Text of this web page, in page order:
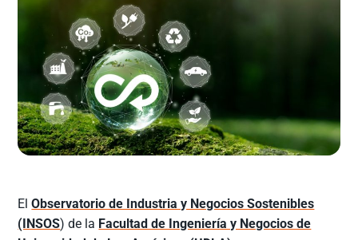
ElObservatorio de Industria y Negocios Sostenibles
(INSOS) de la Facultad de Ingeniería y Negocios de